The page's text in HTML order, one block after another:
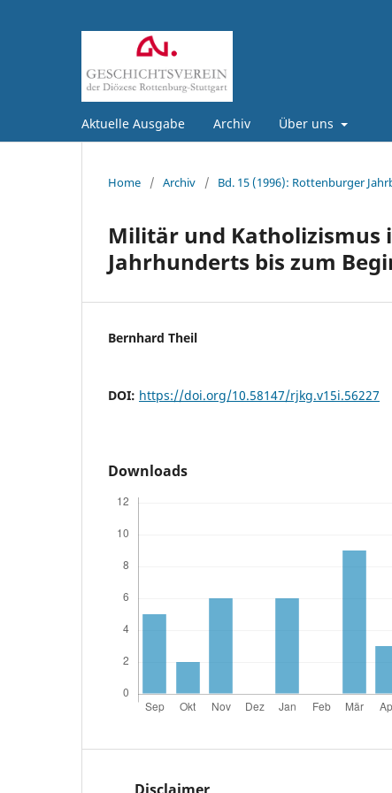
Aktuelle Ausgabe Archiv Über uns
Home / Archiv / Bd. 15 (1996): Rottenburger
Militär und Katholizismus
Jahrhunderts bis zum
Bernhard Theil
DOI: https://doi.org/10.58147/rjkg.v15i.56227
Downloads